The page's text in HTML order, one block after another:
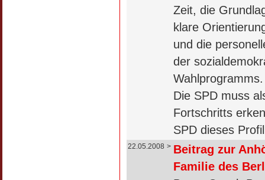
Zeit, die
klare
und die
der
Die SPD muss
Fortschritts
SPD dieses
22.05.2008 > Beitrag zur
Familie des